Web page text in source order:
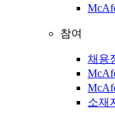
참여
채용
소재